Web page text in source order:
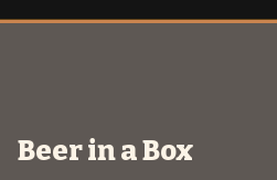
Beer in a Box